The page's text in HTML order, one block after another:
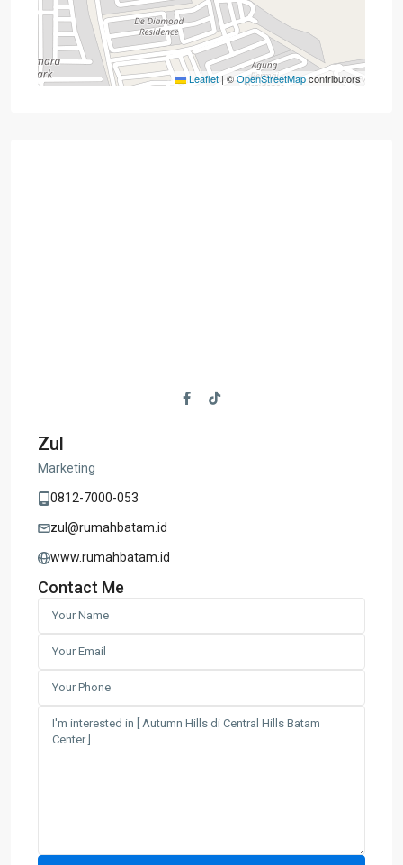
Leaflet | ©OpenStreetMapcontributors
Zul
Marketing
0812-7000-053
zul@rumahbatam.id
www.rumahbatam.id
Contact Me